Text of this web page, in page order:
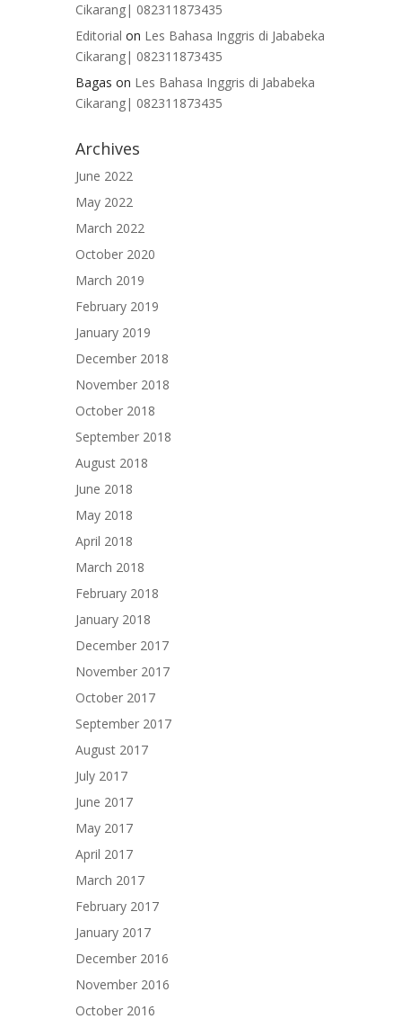
Cikarang| 082311873435
Editorial on Les Bahasa Inggris di Jababeka
Cikarang| 082311873435
Bagas on Les Bahasa Inggris di Jababeka
Cikarang| 082311873435
Archives
June 2022
May 2022
March 2022
October 2020
March 2019
February 2019
January 2019
December 2018
November 2018
October 2018
September 2018
August 2018
June 2018
May 2018
April 2018
March 2018
February 2018
January 2018
December 2017
November 2017
October 2017
September 2017
August 2017
July 2017
June 2017
May 2017
April 2017
March 2017
February 2017
January 2017
December 2016
November 2016
October 2016